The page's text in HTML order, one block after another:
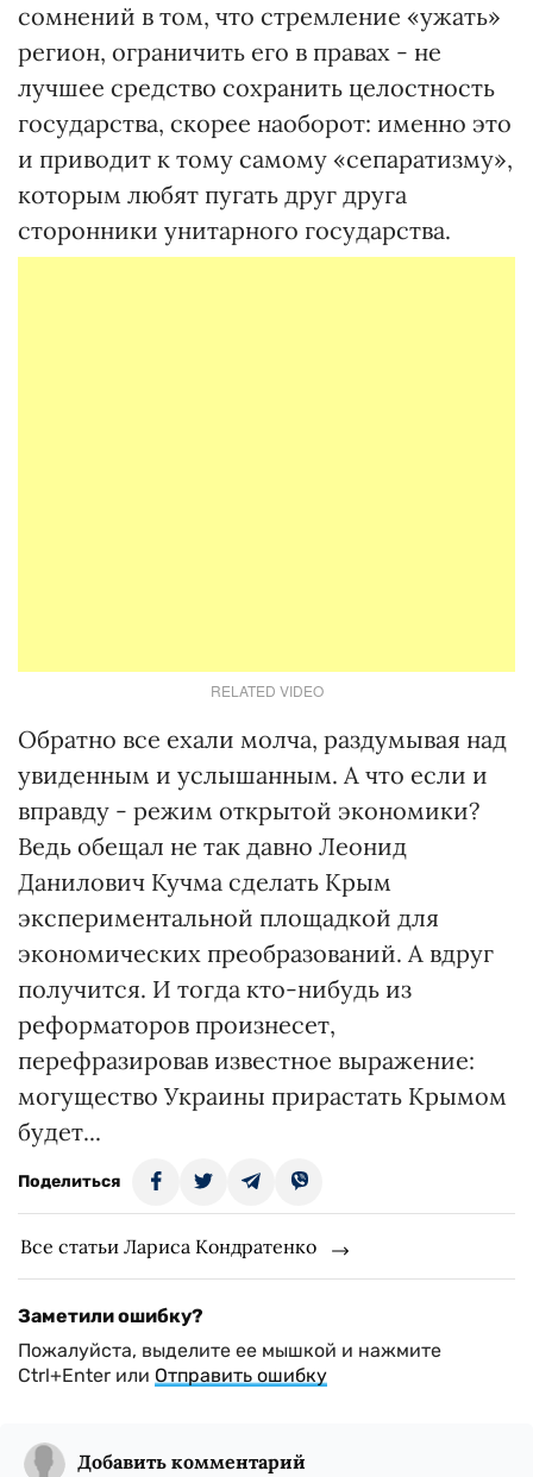
сомнений в том, что стремление «ужать»
регион, ограничить его в правах - не
лучшее средство сохранить целостность
государства, скорее наоборот: именно это
и приводит к тому самому «сепаратизму»,
которым любят пугать друг друга
сторонники унитарного государства.
RELATED VIDEO
Обратно все ехали молча, раздумывая над
увиденным и услышанным. А что если и
вправду - режим открытой экономики?
Ведь обещал не так давно Леонид
Данилович Кучма сделать Крым
экспериментальной площадкой для
экономических преобразований. А вдруг
получится. И тогда кто-нибудь из
реформаторов произнесет,
перефразировав известное выражение:
могущество Украины прирастать Крымом
будет...
Поделиться
Все статьи Лариса Кондратенко
Заметили ошибку?
Пожалуйста, выделите ее мышкой и нажмите
Ctrl+Enter или Отправить ошибку
Добавить комментарий